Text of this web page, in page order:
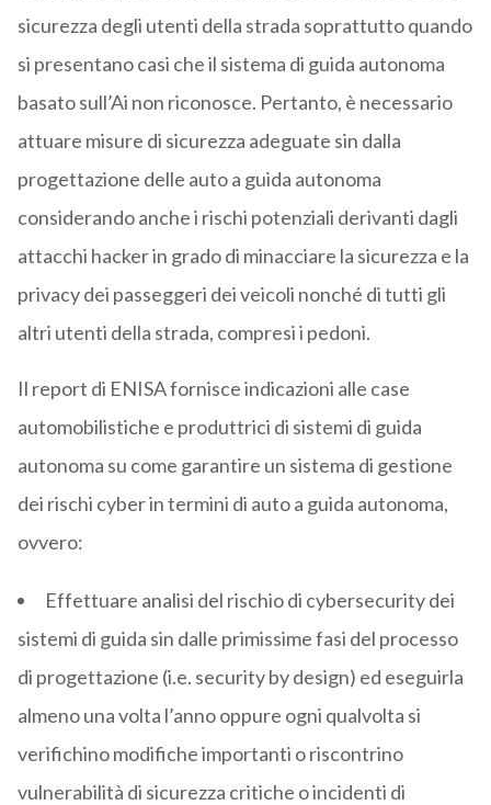
sicurezza degli utenti della strada soprattutto quando
si presentano casi che il sistema di guida autonoma
basato sull’Ai non riconosce. Pertanto, è necessario
attuare misure di sicurezza adeguate sin dalla
progettazione delle auto a guida autonoma
considerando anche i rischi potenziali derivanti dagli
attacchi hacker in grado di minacciare la sicurezza e la
privacy dei passeggeri dei veicoli nonché di tutti gli
altri utenti della strada, compresi i pedoni.
Il report di ENISA fornisce indicazioni alle case
automobilistiche e produttrici di sistemi di guida
autonoma su come garantire un sistema di gestione
dei rischi cyber in termini di auto a guida autonoma,
ovvero:
Effettuare analisi del rischio di cybersecurity dei
sistemi di guida sin dalle primissime fasi del processo
di progettazione (i.e. security by design) ed eseguirla
almeno una volta l’anno oppure ogni qualvolta si
verifichino modifiche importanti o riscontrino
vulnerabilità di sicurezza critiche o incidenti di